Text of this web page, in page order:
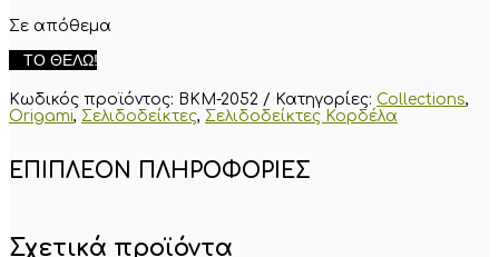
Σε απόθεμα
Σελιδοδείκτης
Origami
Κύκνος
με
κόκκινη
ποσότητα
ΤΟ ΘΈΛΩ!
Κωδικός προϊόντος: BKM-2052 Κατηγορίες: Collections,
Origami, Σελιδοδείκτες, Σελιδοδείκτες Κορδέλα
ΕΠΙΠΛΈΟΝ ΠΛΗΡΟΦΟΡΊΕΣ
Σχετικά προϊόντα